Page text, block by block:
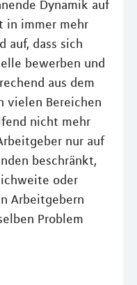
Dynamik auf
in immer mehr
auf, dass sich
bewerben und
aus dem
vielen Bereichen
nicht mehr
nur auf
beschränkt,
oder
Arbeitgebern
Problem